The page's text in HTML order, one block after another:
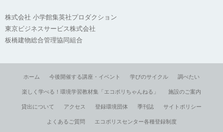
株式会社 小学館集英社プロダクション
東京ビジネスサービス株式会社
板橋建物総合管理協同組合
ホーム 今後開催する講座・イベント 学びのサイクル 調べたい
楽しく学べる！環境学習教材集「エコポリちゃんねる」 施設のご案内
貸出について アクセス 登録環境団体 季刊誌 サイトポリシー
よくあるご質問 エコポリスセンター各種登録制度